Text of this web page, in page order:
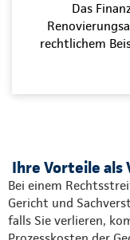
Das
rechtlichem
Ihre Vorteile als
Bei einem
Gericht und
falls Sie verlieren,